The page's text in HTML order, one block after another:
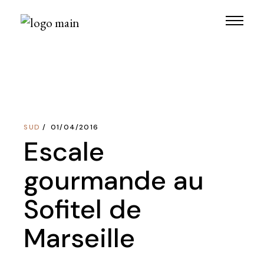
SUD 01/04/2016
Escale
gourmande au
Sofitel de
Marseille